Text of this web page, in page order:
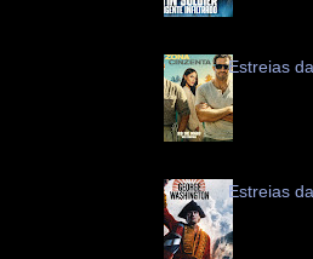
Estreias
Estreias